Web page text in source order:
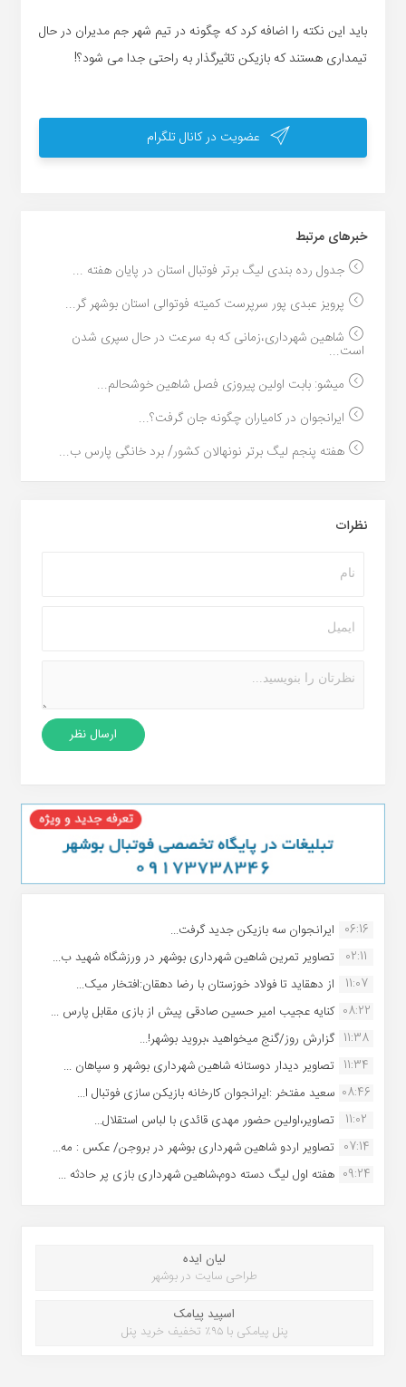
باید این نکته را اضافه کرد که چگونه در تیم شهر جم مدیران در حال
تیمداری هستند که بازیکن تاثیرگذار به راحتی جدا می شود؟!
عضویت در کانال تلگرام
خبر‌های مرتبط
جدول رده بندی لیگ برتر فوتبال استان در پایان هفته ...
پرویز عبدی پور سرپرست کمیته فوتوالی استان بوشهر گر...
شاهین شهرداری،زمانی که به سرعت در حال سپری شدن
است...
میشو: بابت اولین پیروزی فصل شاهین خوشحالم...
ایرانجوان در کامیاران چگونه جان گرفت؟...
هفته پنجم لیگ برتر نونهالان کشور/ برد خانگی پارس ب...
نظرات
06:16 ایرانجوان سه بازیکن جدید گرفت...
02:11
تصاویر تمرین شاهین شهردارى بوشهر در ورزشگاه شهید ب...
11:07
از دهقاید تا فولاد خوزستان با رضا دهقان:افتخار میک...
08:22 کنایه عجیب امیر حسین صادقی پیش از بازی مقابل پارس ...
11:38 گزارش روز/گنج میخواهید ،بروید بوشهر!...
11:34 تصاویر دیدار دوستانه شاهین شهردارى بوشهر و سپاهان ...
08:46 سعید مفتخر :ایرانجوان کارخانه بازیکن سازی فوتبال ا...
11:02
تصاویر،اولین حضور مهدی قائدی با لباس استقلال...
07:14 تصاویر اردو شاهین شهرداری بوشهر در بروجن/ عکس : مه...
09:24 هفته اول لیگ دسته دوم،شاهین شهرداری بازی پر حادثه ...
لیان ایده
طراحی سایت در بوشهر
اسپید پیامک
پنل پیامکی با ۹۵٪ تخفیف خرید پنل